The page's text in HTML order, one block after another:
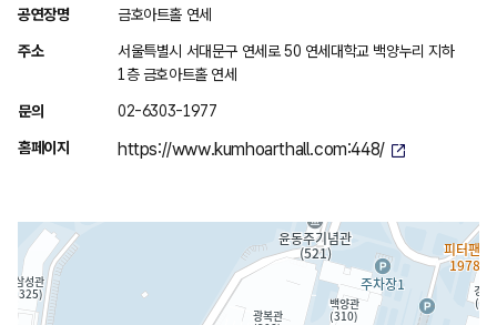
위
치
내
공연장명 금호아트홀 연세
주소
서울특별시 서대문구 연세로 50 연세대학교 백양누리 지하
1층 금호아트홀 연세
문의 02-6303-1977
홈페이지 https://www.kumhoarthall.com:448/